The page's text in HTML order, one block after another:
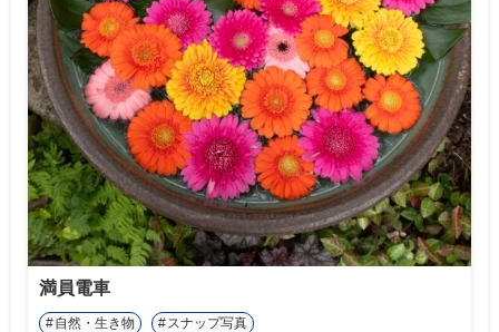
満員電車
自然・生き物 スナップ写真